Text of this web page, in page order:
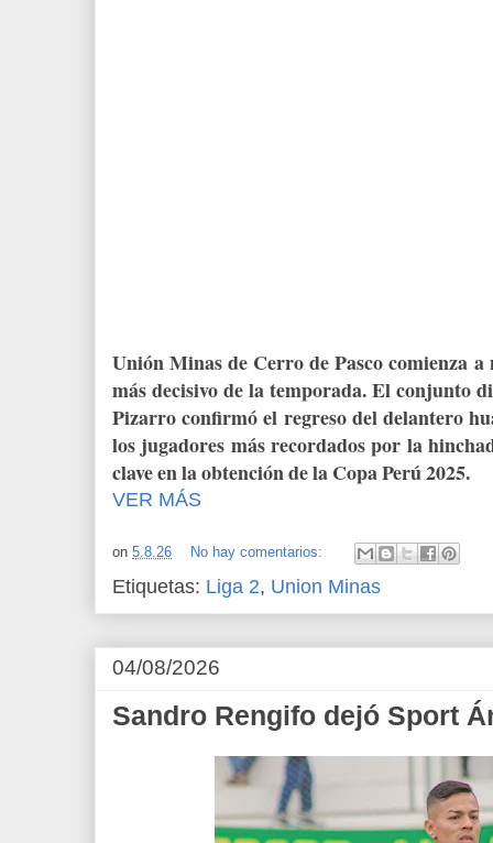
Unión Minas de Cerro de Pasco comienza a
más decisivo de la temporada. El conjunto
Pizarro confirmó el regreso del delantero
los jugadores más recordados por la
clave en la obtención de la Copa Perú 2025.
VER MÁS
on 5.8.26 No hay comentarios:
Etiquetas: Liga 2, Union Minas
04/08/2026
Sandro Rengifo dejó Sport